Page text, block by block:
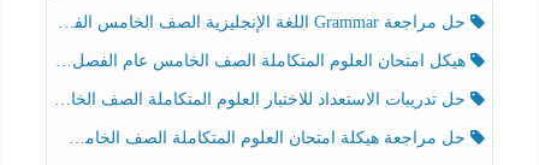
حل مراجعة Grammar اللغة الإنجليزية الصف الخامس الفصل الثالث
هيكل امتحان العلوم المتكاملة الصف الخامس عام الفصل الدراسي الثالث 2025-2026
حل تدريبات الاستعداد للاختبار العلوم المتكاملة الصف الخامس عام الفصل الثالث
حل مراجعة هيكلة امتحان العلوم المتكاملة الصف الخامس انسبير الفصل الثالث